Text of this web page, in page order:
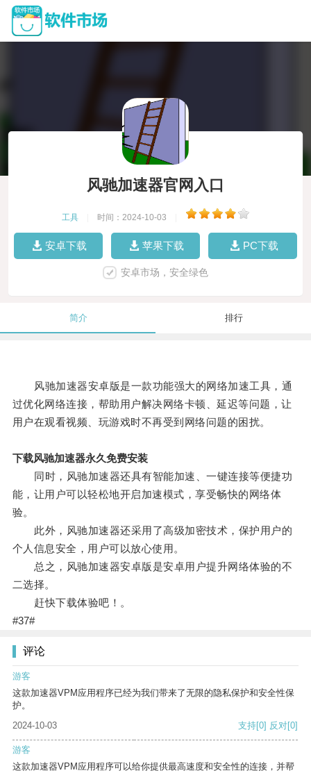
风驰加速器官网入口
工具 时间：2024-10-03
安卓下载 苹果下载 PC下载
安卓市场，安全绿色
简介 排行
风驰加速器安卓版是一款功能强大的网络加速工具，通
过优化网络连接，帮助用户解决网络卡顿、延迟等问题，让
用户在观看视频、玩游戏时不再受到网络问题的困扰。
下载风驰加速器永久免费安装
同时，风驰加速器还具有智能加速、一键连接等便捷功
能，让用户可以轻松地开启加速模式，享受畅快的网络体
验。
此外，风驰加速器还采用了高级加密技术，保护用户的
个人信息安全，用户可以放心使用。
总之，风驰加速器安卓版是安卓用户提升网络体验的不
二选择。
赶快下载体验吧！。
#37#
评论
游客
这款加速器VPM应用程序已经为我们带来了无限的隐私保护和安全性保
护。
2024-10-03
支持[0] 反对[0]
游客
这款加速器VPM应用程序可以给你提供最高速度和安全性的连接，并帮